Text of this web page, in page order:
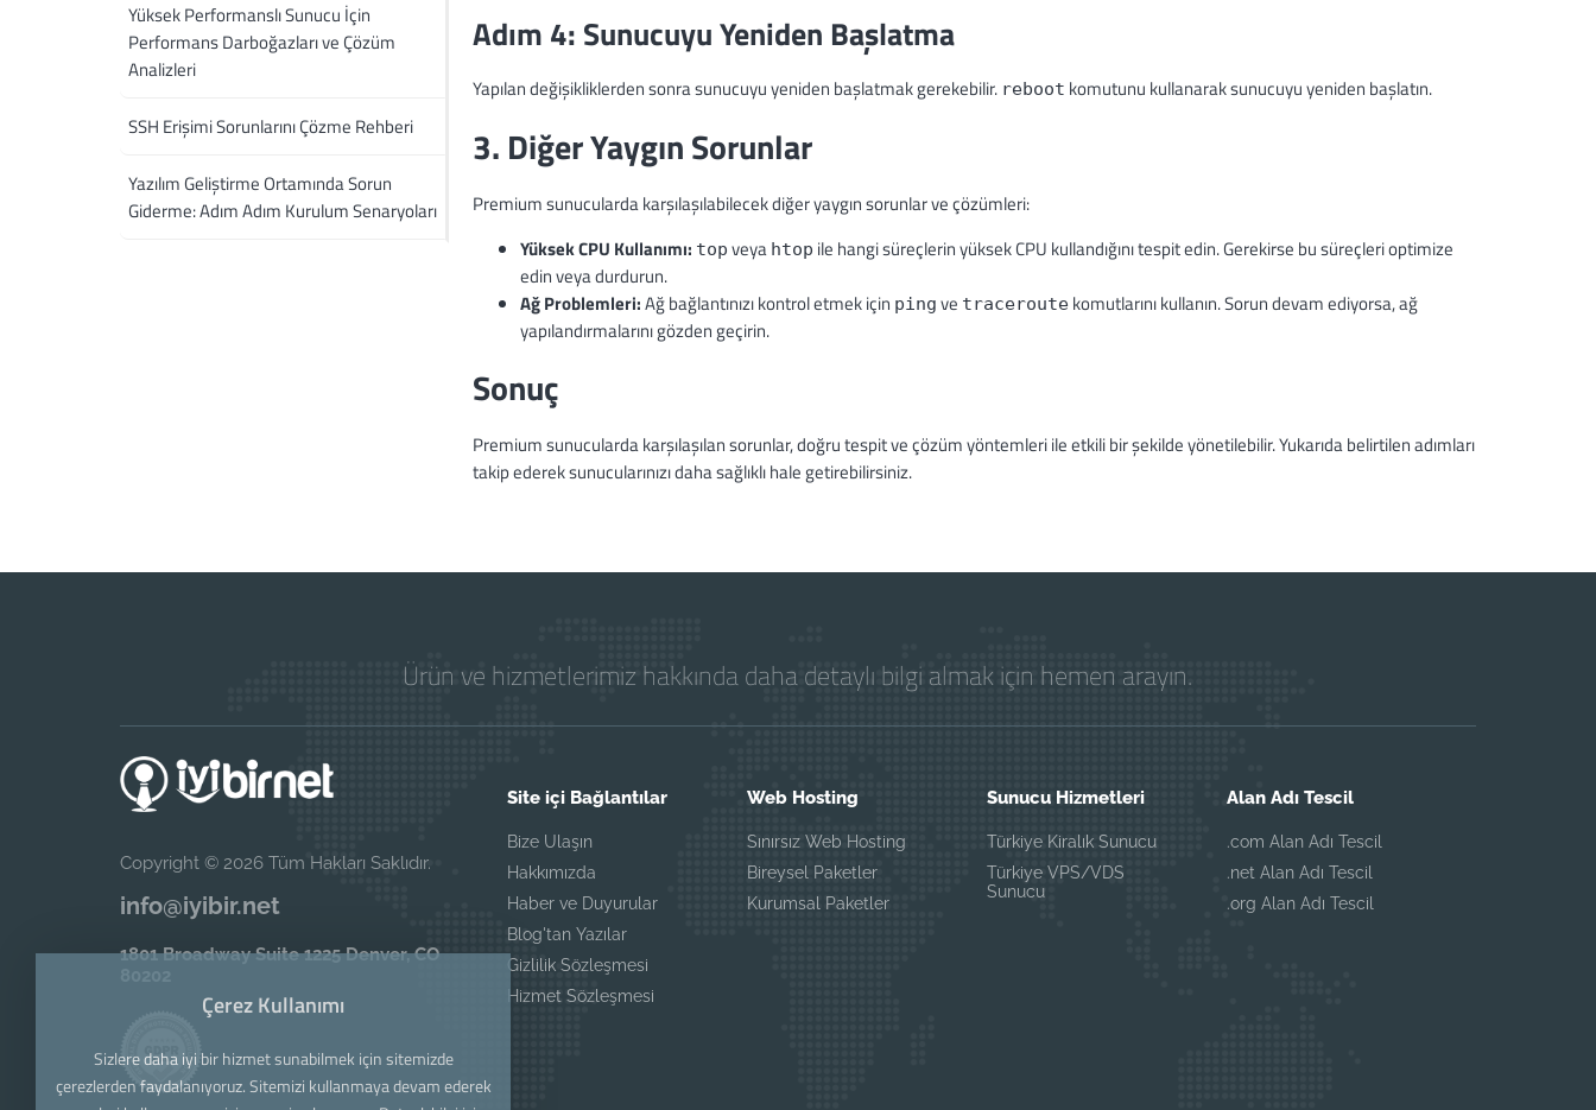
Adım 4: Sunucuyu Yeniden Başlatma
Yapılan değişikliklerden sonra sunucuyu yeniden başlatmak gerekebilir. reboot komutunu kullanarak sunucuyu yeniden başlatın.
3. Diğer Yaygın Sorunlar
Premium sunucularda karşılaşılabilecek diğer yaygın sorunlar ve çözümleri:
Yüksek CPU Kullanımı: top veya htop ile hangi süreçlerin yüksek CPU kullandığını tespit edin. Gerekirse bu süreçleri optimize
edin veya durdurun.
Ağ Problemleri:Ağ bağlantınızı kontrol etmek için ping ve traceroutekomutlarını kullanın. Sorun devam ediyorsa, ağ
yapılandırmalarını gözden geçirin.
Sonuç
Premium sunucularda karşılaşılan sorunlar, doğru tespit ve çözüm yöntemleri ile etkili bir şekilde yönetilebilir. Yukarıda belirtilen adımları
takip ederek sunucularınızı daha sağlıklı hale getirebilirsiniz.
Yüksek Performanslı Sunucu İçin
Performans Darboğazları ve Çözüm
Analizleri
SSH Erişimi Sorunlarını Çözme Rehberi
Yazılım Geliştirme Ortamında Sorun
Giderme: Adım Adım Kurulum Senaryoları
Ürün ve hizmetlerimiz hakkında daha detaylı bilgi almak için hemen arayın.
Copyright © 2026 Tüm Hakları Saklıdır.
info@iyibir.net
1801 Broadway Suite 1225 Denver, CO
Site içi Bağlantılar
Bize Ulaşın
Hakkımızda
Haber ve Duyurular
Blog'tan Yazılar
Gizlilik Sözleşmesi
Hizmet Sözleşmesi
Web Hosting
Sınırsız Web Hosting
Bireysel Paketler
Kurumsal Paketler
Sunucu Hizmetleri
Türkiye Kiralık Sunucu
Türkiye VPS/VDS
Sunucu
Alan Adı Tescil
.com Alan Adı Tescil
.net Alan Adı Tescil
.org Alan Adı Tescil
Çerez Kullanımı
Sizlere daha iyi bir hizmet sunabilmek için sitemizde
çerezlerden faydalanıyoruz. Sitemizi kullanmaya devam ederek